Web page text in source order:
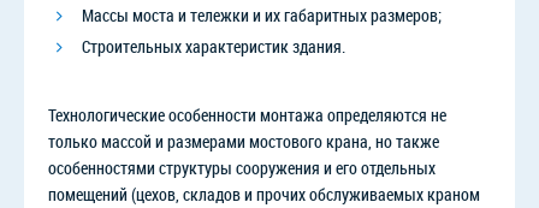
Массы моста и тележки и их габаритных размеров;
Строительных характеристик здания.
Технологические особенности монтажа определяются не
только массой и размерами мостового крана, но также
особенностями структуры сооружения и его отдельных
помещений (цехов, складов и прочих обслуживаемых краном